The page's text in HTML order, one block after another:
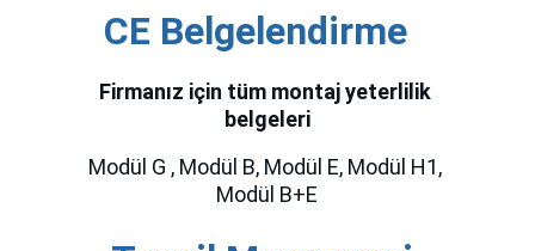
CE Belgelendirme
Modül G , Modül B, Modül E, Modül H1,
Modül B+E
Firmanız için tüm montaj yeterlilik
belgeleri